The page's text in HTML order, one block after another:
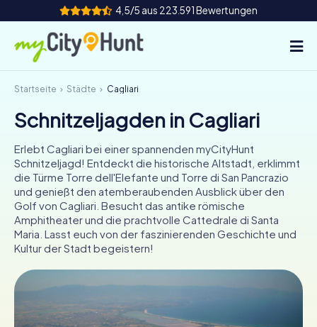
4,5/5 aus 223.591 Bewertungen
So funktioniert's
Städte
Touren
Teamevent
Tickets
NL
Startseite Städte Cagliari
Schnitzeljagden in Cagliari
Erlebt Cagliari bei einer spannenden myCityHunt
Schnitzeljagd! Entdeckt die historische Altstadt, erklimmt
die Türme Torre dell'Elefante und Torre di San Pancrazio
und genießt den atemberaubenden Ausblick über den
Golf von Cagliari. Besucht das antike römische
Amphitheater und die prachtvolle Cattedrale di Santa
Maria. Lasst euch von der faszinierenden Geschichte und
Kultur der Stadt begeistern!